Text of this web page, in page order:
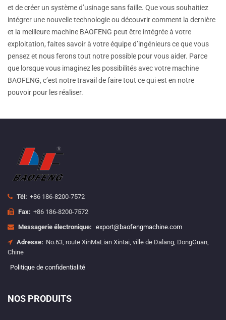
et de créer un système d’usinage sans faille. Que vous souhaitiez
intégrer une nouvelle technologie ou découvrir comment la dernière
et la meilleure machine BAOFENG peut être intégrée à votre
exploitation, faites savoir à votre équipe d’ingénieurs ce que vous
pensez et nous ferons tout notre possible pour vous aider. Parce
que lorsque vous imaginez les possibilités avec votre machine
BAOFENG, c’est notre travail de faire tout ce qui est en notre
pouvoir pour les réaliser.
Tél: +86 186-8200-7572
Fax: +86 186-8200-7572
Messagerie électronique: export@baofengmachine.com
Adresse: No.63, route XinMaLian Xintai, ville de Dalang, DongGuan,
Chine
Politique de confidentialité
NOS PRODUITS